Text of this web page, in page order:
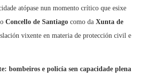
atópase nun momento crítico que esixe
Concello de Santiago como da Xunta de
vixente en materia de protección civil e
bombeiros e policía sen capacidade plena